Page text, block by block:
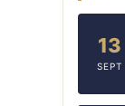
13
SEPT